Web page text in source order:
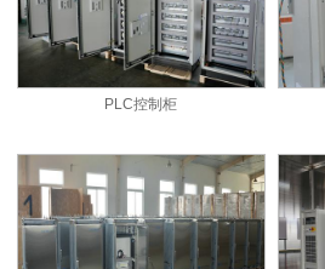
PLC控制柜